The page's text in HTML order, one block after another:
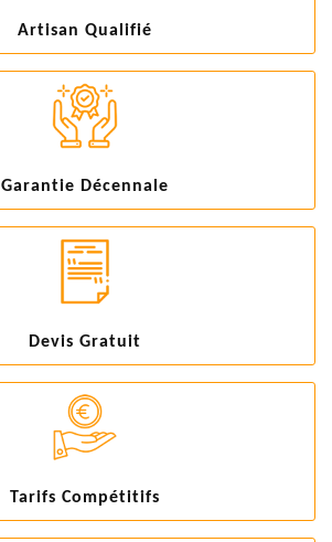
Artisan Qualifié
Garantie Décennale
Devis Gratuit
Tarifs Compétitifs